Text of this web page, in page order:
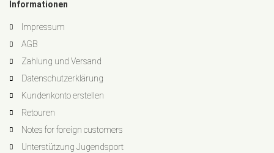
Informationen
Impressum
AGB
Zahlung und Versand
Datenschutzerklärung
Kundenkonto erstellen
Retouren
Notes for foreign customers
Unterstützung Jugendsport